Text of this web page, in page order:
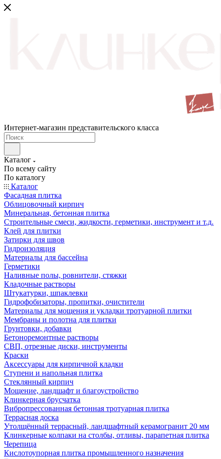
Интернет-магазин представительского класса
Каталог
По всему сайту
По каталогу
Каталог
Фасадная плитка
Облицовочный кирпич
Минеральная, бетонная плитка
Строительные смеси, жидкости, герметики, инструмент и т.д.
Клей для плитки
Затирки для швов
Гидроизоляция
Материалы для бассейна
Герметики
Наливные полы, ровнители, стяжки
Кладочные растворы
Штукатурки, шпаклевки
Гидрофобизаторы, пропитки, очистители
Материалы для мощения и укладки тротуарной плитки
Мембраны и полотна для плитки
Грунтовки, добавки
Бетоноремонтные растворы
СВП, отрезные диски, инструменты
Краски
Аксессуары для кирпичной кладки
Ступени и напольная плитка
Cтеклянный кирпич
Мощение, ландшафт и благоустройство
Клинкерная брусчатка
Вибропрессованная бетонная тротуарная плитка
Террасная доска
Утолщённый террасный, ландшафтный керамогранит 20 мм
Клинкерные колпаки на столбы, отливы, парапетная плитка
Черепица
Кислотоупорная плитка промышленного назначения